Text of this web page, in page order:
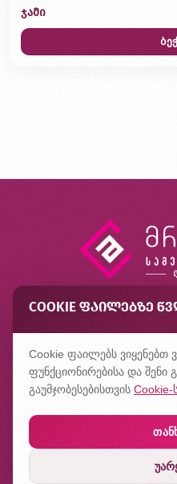
ჯამი
ხშირად
COOKIE ᲤᲐᲘᲚᲔᲑᲖᲔ
Cookie ფაილებს ვიყენებთ
ფუნქციონირებისა და შენი
გაუმჯობესებისთვის Cookie-